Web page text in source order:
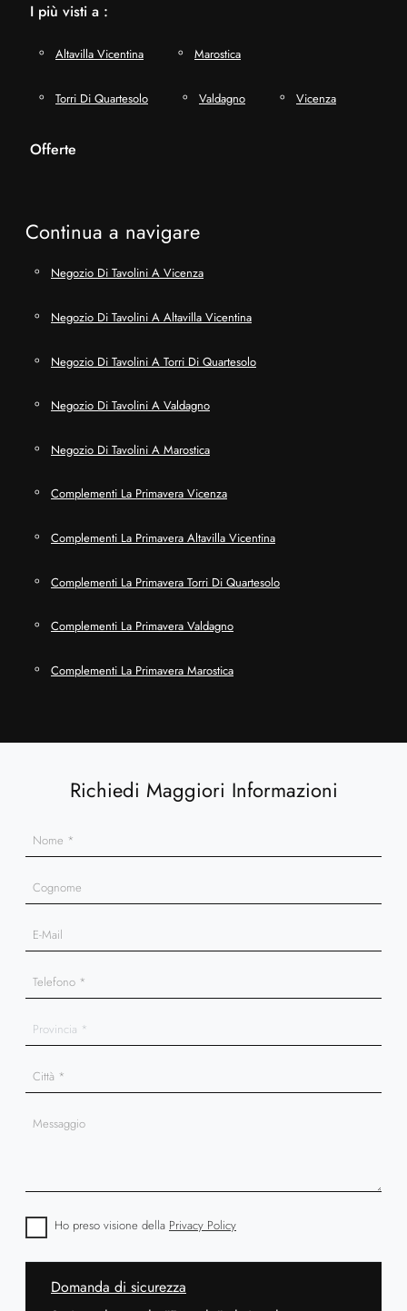
I più visti a :
Altavilla Vicentina Marostica
Torri Di Quartesolo Valdagno Vicenza
Offerte
Continua a navigare
Negozio Di Tavolini A Vicenza
Negozio Di Tavolini A Altavilla Vicentina
Negozio Di Tavolini A Torri Di Quartesolo
Negozio Di Tavolini A Valdagno
Negozio Di Tavolini A Marostica
Complementi La Primavera Vicenza
Complementi La Primavera Altavilla Vicentina
Complementi La Primavera Torri Di Quartesolo
Complementi La Primavera Valdagno
Complementi La Primavera Marostica
Richiedi Maggiori Informazioni
Ho preso visione della Privacy Policy
Domanda di sicurezza